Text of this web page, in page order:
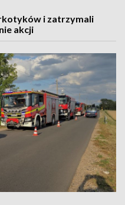
i zatrzymali
akcji